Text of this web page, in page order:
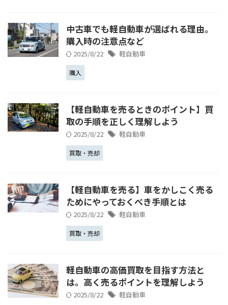
中古車でも軽自動車が選ばれる理由。
購入時の注意点など
2025/8/22 軽自動車
購入
【軽自動車を売るときのポイント】買
取の手順を正しく理解しよう
2025/8/22 軽自動車
買取・売却
【軽自動車を売る】車をかしこく売る
ためにやっておくべき手順とは
2025/8/22 軽自動車
買取・売却
軽自動車の高価買取を目指す方法と
は。高く売るポイントを理解しよう
2025/8/22 軽自動車